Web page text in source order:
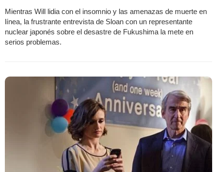
Mientras Will lidia con el insomnio y las amenazas de muerte en
línea, la frustrante entrevista de Sloan con un representante
nuclear japonés sobre el desastre de Fukushima la mete en
serios problemas.